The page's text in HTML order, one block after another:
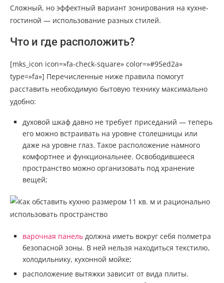
Сложный, но эффектный вариант зонирования на кухне-
гостиной — использование разных стилей.
Что и где расположить?
[mks_icon icon=»fa-check-square» color=»#95ed2a»
type=»fa»] Перечисленные ниже правила помогут
расставить необходимую бытовую технику максимально
удобно:
духовой шкаф давно не требует приседаний — теперь
его можно встраивать на уровне столешницы или
даже на уровне глаз. Такое расположение намного
комфортнее и функциональнее. Освободившееся
пространство можно организовать под хранение
вещей;
варочная панель должна иметь вокруг себя полметра
безопасной зоны. В ней нельзя находиться текстилю,
холодильнику, кухонной мойке;
расположение вытяжки зависит от вида плиты.